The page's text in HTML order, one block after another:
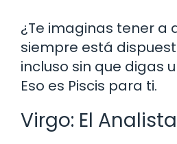
¿Te imaginas tener a
siempre está
incluso sin que digas
Eso es Piscis para ti.
Virgo: El